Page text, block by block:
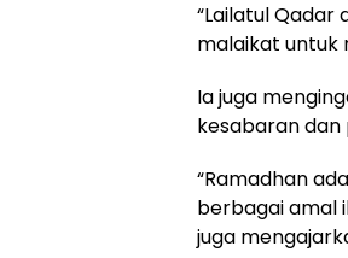
“Lailatul Qadar
malaikat untuk
Ia juga
kesabaran dan
“Ramadhan
berbagai amal
juga